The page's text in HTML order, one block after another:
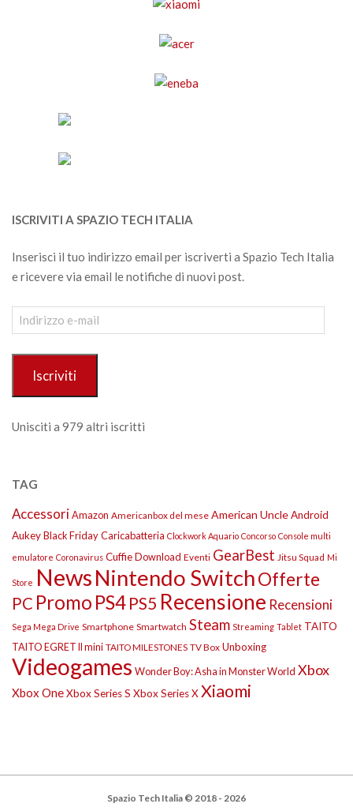
ISCRIVITI A SPAZIO TECH ITALIA
Inserisci il tuo indirizzo email per iscriverti a Spazio Tech Italia
e ricevere via email le notifiche di nuovi post.
Indirizzo
e-
Iscriviti
Unisciti a 979 altri iscritti
TAG
AccessoriAmazon Americanbox del mese American UncleAndroid
AukeyBlack FridayCaricabatteria Clockwork Aquario Concorso Console multi
emulatore Coronavirus CuffieDownload Eventi GearBest Jitsu Squad Mi
Store NewsNintendo SwitchOfferte
PC Promo PS4PS5 Recensione Recensioni
Sega Mega Drive Smartphone Smartwatch Steam Streaming Tablet TAITO
TAITO EGRET II mini TAITO MILESTONES TV Box Unboxing
Videogames Wonder Boy: Asha in Monster World Xbox
Xbox OneXbox Series S Xbox Series XXiaomi
Spazio Tech Italia © 2018 - 2026